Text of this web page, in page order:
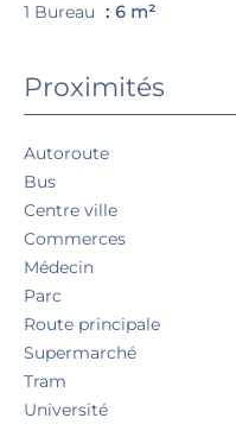
1 Bureau
6 m²
Proximités
Autoroute
Bus
Centre ville
Commerces
Médecin
Parc
Route principale
Supermarché
Tram
Université